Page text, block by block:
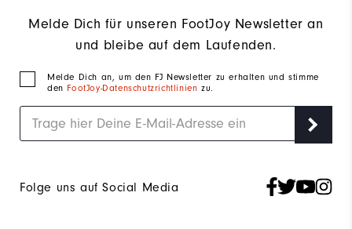
Melde Dich für unseren FootJoy Newsletter an
und bleibe auf dem Laufenden.
Melde Dich an, um den FJ Newsletter zu erhalten und stimme
den FootJoy-Datenschutzrichtlinienzu.
Folge uns auf Social Media